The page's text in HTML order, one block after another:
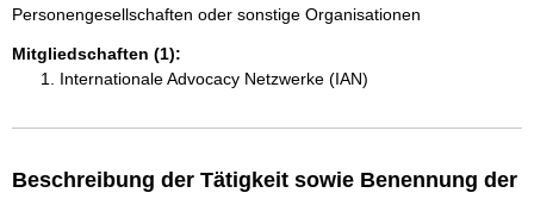
Personengesellschaften oder sonstige Organisationen
Mitgliedschaften (1):
Internationale Advocacy Netzwerke (IAN)
Beschreibung der Tätigkeit sowie Benennung der